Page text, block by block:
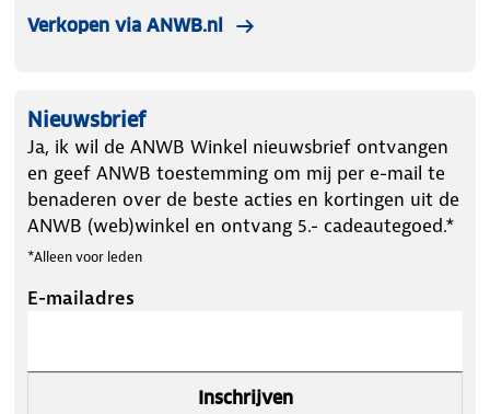
Verkopen via ANWB.nl
Nieuwsbrief
Ja, ik wil de ANWB Winkel nieuwsbrief ontvangen
en geef ANWB toestemming om mij per e-mail te
benaderen over de beste acties en kortingen uit de
ANWB (web)winkel en ontvang 5.- cadeautegoed.*
*Alleen voor leden
E-mailadres
Inschrijven